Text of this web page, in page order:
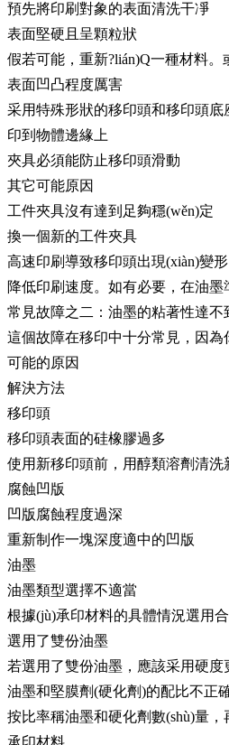
預先將印刷對象的表面清洗干凈
表面堅硬且呈顆粒狀
假若可能，重新?lián)Q一種材料
表面凹凸程度厲害
采用特殊形狀的移印頭和移印頭底
印到物體邊緣上
夾具必須能防止移印頭滑動
其它可能原因
工件夾具沒有達到足夠穩(wěn)定
換一個新的工件夾具
高速印刷導致移印頭出現(xiàn)變形
降低印刷速度。如有必要，
常見故障之二：油墨的粘著性達不
這個故障在移印中十分常見，因為
可能的原因
解決方法
移印頭
移印頭表面的硅橡膠過多
使用新移印頭前，用醇類溶劑清
腐蝕凹版
凹版腐蝕程度過深
重新制作一塊深度適中的凹版
油墨
油墨類型選擇不適當
根據(jù)承印材料的具體情況選用
選用了雙份油墨
若選用了雙份油墨，應該采用硬
油墨和堅膜劑(硬化劑)的配比不正
按比率稱油墨和硬化劑數(shù)量